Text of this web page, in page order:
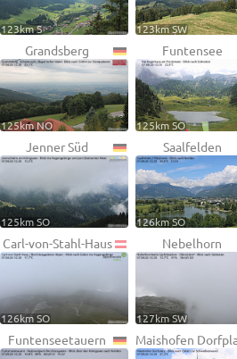
123km S 123km SW
Grandsberg
125km NO
Funtensee
125km SO
Jenner Süd
125km SO
Saalfelden
126km SO
Carl-von-Stahl-Haus
126km SO
Nebelhorn
127km SW
Funtenseetauern Maishofen